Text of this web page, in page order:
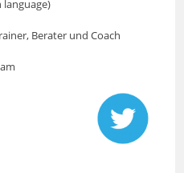
language)
Berater und Coach